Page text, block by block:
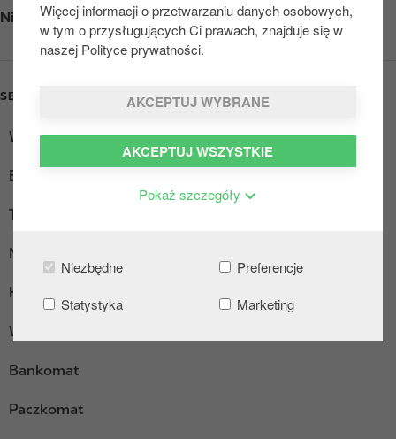
Więcej informacji o przetwarzaniu danych osobowych,
w tym o przysługujących Ci prawach, znajduje się w
naszej Polityce prywatności.
AKCEPTUJ WYBRANE
AKCEPTUJ WSZYSTKIE
Pokaż szczegóły
Niezbędne
Preferencje
Statystyka
Marketing
Niedziela
Otwarte 24/7
SERVICES
Wypożyczalnia przyczep
Ekspres do kawy
Truck Diesel
Myjnia
Hot Dogi
Wi-Fi
Bankomat
Paczkomat